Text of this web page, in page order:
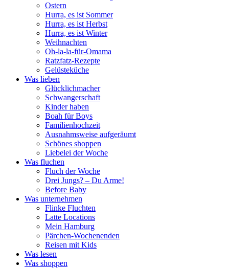
Ostern
Hurra, es ist Sommer
Hurra, es ist Herbst
Hurra, es ist Winter
Weihnachten
Oh-la-la-für-Omama
Ratzfatz-Rezepte
Gelüsteküche
Was lieben
Glücklichmacher
Schwangerschaft
Kinder haben
Boah für Boys
Familienhochzeit
Ausnahmsweise aufgeräumt
Schönes shoppen
Liebelei der Woche
Was fluchen
Fluch der Woche
Drei Jungs? – Du Arme!
Before Baby
Was unternehmen
Flinke Fluchten
Latte Locations
Mein Hamburg
Pärchen-Wochenenden
Reisen mit Kids
Was lesen
Was shoppen